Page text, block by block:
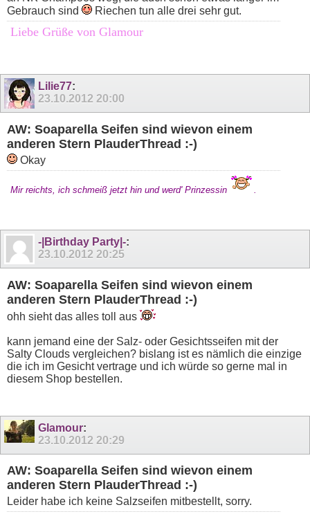
Gebrauch sind
Riechen tun alle drei sehr gut.
Liebe Grüße von Glamour
Lilie77:
23.10.2012 20:00
AW: Soaparella Seifen sind wievon einem
anderen Stern PlauderThread :-)
Okay
Mir reichts, ich schmeiß jetzt hin und werd' Prinzessin .
-|Birthday Party|-:
23.10.2012 20:25
AW: Soaparella Seifen sind wievon einem
anderen Stern PlauderThread :-)
ohh sieht das alles toll aus
kann jemand eine der Salz- oder Gesichtsseifen mit der
Salty Clouds vergleichen? bislang ist es nämlich die einzige
die ich im Gesicht vertrage und ich würde so gerne mal in
diesem Shop bestellen.
Glamour:
23.10.2012 20:29
AW: Soaparella Seifen sind wievon einem
anderen Stern PlauderThread :-)
Leider habe ich keine Salzseifen mitbestellt, sorry.